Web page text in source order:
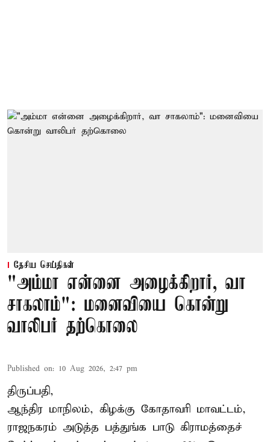
தேசிய செய்திகள்
"அம்மா என்னை அழைக்கிறார், வா
சாகலாம்": மனைவியை கொன்று
வாலிபர் தற்கொலை
Published on: 10 Aug 2026, 2:47 pm
திருப்பதி,
ஆந்திர மாநிலம், கிழக்கு கோதாவரி மாவட்டம்,
ராஜநகரம் அடுத்த பத்துங்க பாடு கிராமத்தைச்